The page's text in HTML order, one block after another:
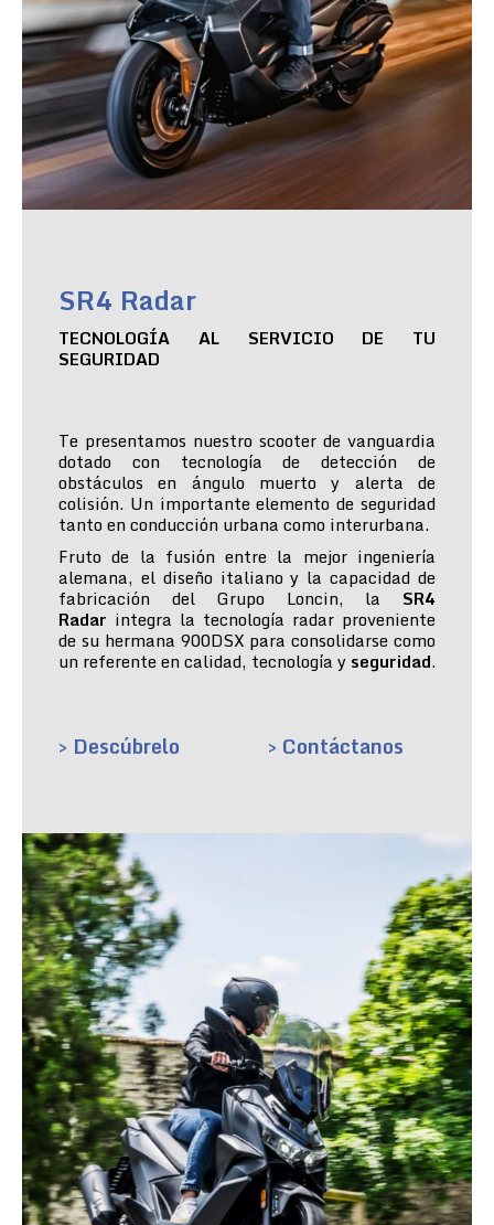
SR4 Radar
TECNOLOGÍA AL SERVICIO DE TU
SEGURIDAD
Te presentamos nuestro scooter de vanguardia
dotado con tecnología de detección de
obstáculos en ángulo muerto y alerta de
colisión. Un importante elemento de seguridad
tanto en conducción urbana como interurbana.
Fruto de la fusión entre la mejor ingeniería
alemana, el diseño italiano y la capacidad de
fabricación del Grupo Loncin, la SR4
Radar integra la tecnología radar proveniente
de su hermana 900DSX para consolidarse como
un referente en calidad, tecnología y seguridad.
> Descúbrelo > Contáctanos